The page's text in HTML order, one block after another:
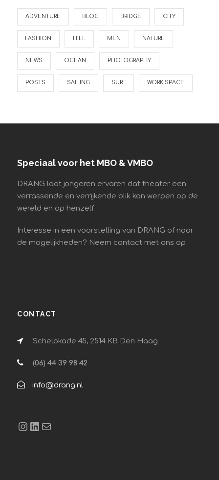
ADVENTURE BLOG BRIDGE CITY
FASHION HILL MEN NATURE
NEWS OCEAN PHOTOGRAPHY
POSTS SAILING SURF WORK SPACE
Speciaal voor het MBO & VMBO
DRANG laat jongeren ervaren dat theater een
verrassende en verrijkende blik kan werpen op de
wereld en op henzelf.
Interesse in een voorstelling van DRANG of naar
de mogelijkheden? Neem contact met ons op
CONTACT
Schelpkade 45, 2514 KB Den Haag
(06) 44 39 98 42
info@drang.nl
Instagram LinkedIn E-mail